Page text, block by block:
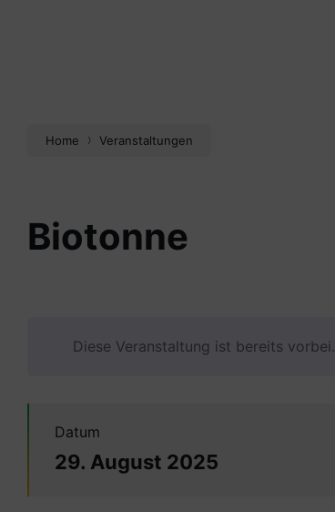
Home Veranstaltungen
Biotonne
Diese Veranstaltung ist bereits vorbei.
Datum
29. August 2025